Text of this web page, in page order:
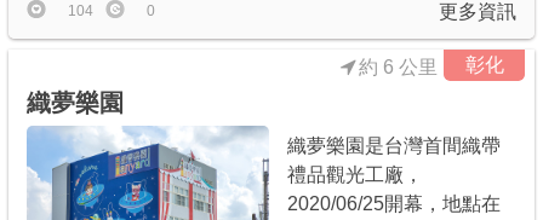
更多資訊
104 0
彰化
約 6 公里
織夢樂園
織夢樂園是台灣首間織帶
禮品觀光工廠，
2020/06/25開幕，地點在